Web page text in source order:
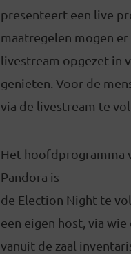
presenteert een live
maatregelen mogen
livestream opgezet in
genieten. Voor de
via de livestream te
Het hoofdprogramma
Pandora is
de Election Night te
een eigen host, via
vanuit de zaal